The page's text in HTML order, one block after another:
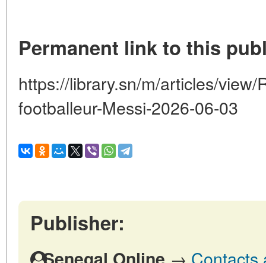
Permanent link to this
https://library.sn/m/articles/
footballeur-Messi-2026-06-03
Publisher:
→ Contacts